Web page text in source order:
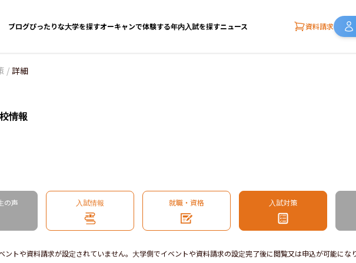
ブログぴったりな大学を探すオーキャンで体験する年内入試を探すニュース 資料請求
/ 詳細
情報
の声 入試情報 就職・資格 入試対策
ントや資料請求が設定されていません。大学側でイベントや資料請求の設定完了後に閲覧又は申込が可能になり